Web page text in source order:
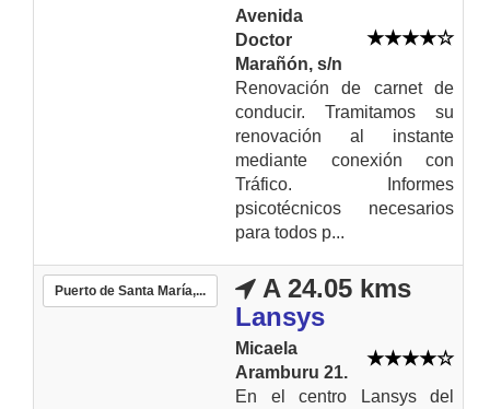
Avenida
Doctor
Marañón, s/n
Renovación de carnet de
conducir. Tramitamos su
renovación al instante
mediante conexión con
Tráfico. Informes
psicotécnicos necesarios
para todos p...
Puerto de Santa María,...
A 24.05 kms
Lansys
Micaela
Aramburu 21.
En el centro Lansys del